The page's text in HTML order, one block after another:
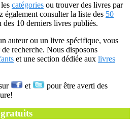
catégories ou trouver des livres par
également consulter la liste des 50
des 10 derniers livres publiés.
auteur ou un livre spécifique, vous
recherche. Nous disposons
et une section dédiée aux livres
et
pour être averti des